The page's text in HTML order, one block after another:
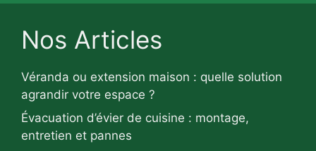
Nos Articles
Véranda ou extension maison : quelle solution
agrandir votre espace ?
Évacuation d’évier de cuisine : montage,
entretien et pannes